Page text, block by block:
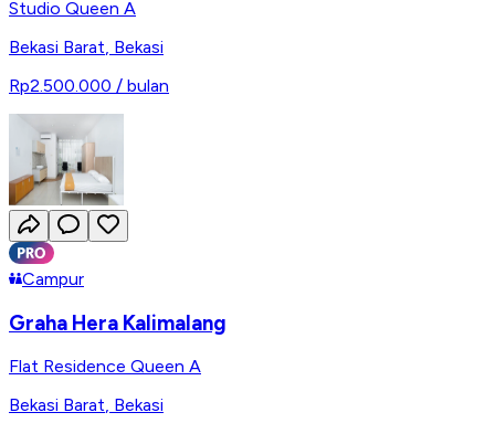
Studio Queen A
Bekasi Barat, Bekasi
Rp2.500.000 / bulan
Campur
Graha Hera Kalimalang
Flat Residence Queen A
Bekasi Barat, Bekasi